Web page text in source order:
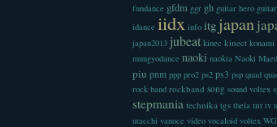
fundance gfdm ggr gh guitar hero
idance iidx info itg japan
japan2013 jubeat kinec kinect konami
mungyodance naoki naokia Naoki
piu pnm ppp pro2 ps2 ps3 psp quad
rock band rockband song sound voltex
stepmania technika tgs theia tnt tv
utacchi vanoce video vocaloid voltex